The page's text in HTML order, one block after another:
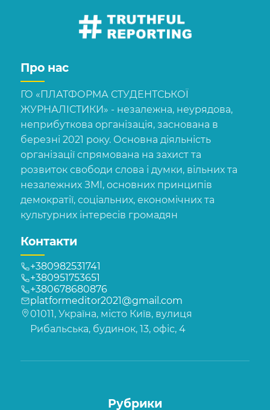
Про нас
ГО «ПЛАТФОРМА СТУДЕНТСЬКОЇ
ЖУРНАЛІСТИКИ» - незалежна, неурядова,
неприбуткова організація, заснована в
березні 2021 року. Основна діяльність
організації спрямована на захист та
розвиток свободи слова і думки, вільних та
незалежних ЗМІ, основних принципів
демократії, соціальних, економічних та
культурних інтересів громадян
Контакти
+380982531741
+380951753651
+380678680876
platformeditor2021@gmail.com
01011, Україна, місто Київ, вулиця
Рибальська, будинок, 13, офіс, 4
Рубрики